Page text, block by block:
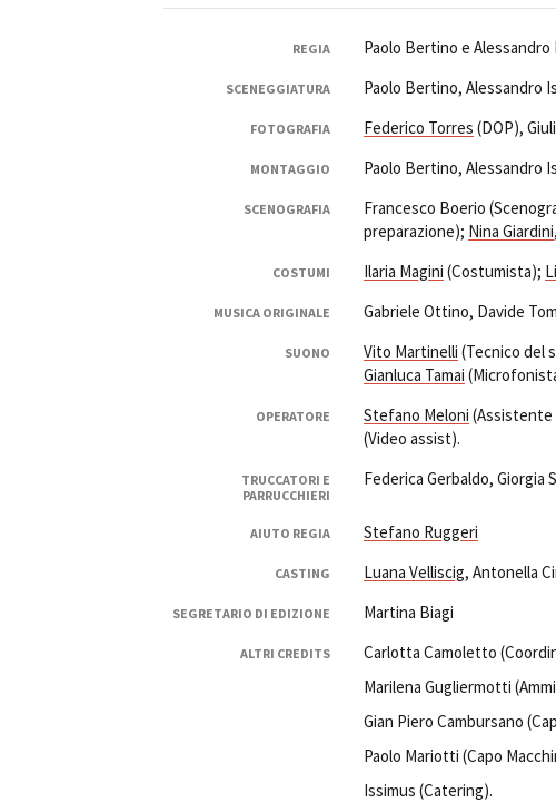
REGIA Paolo Bertino e
SCENEGGIATURA Paolo Bertino, Alessandro
FOTOGRAFIA Federico Torres (DOP),
MONTAGGIO Paolo Bertino, Alessandro
SCENOGRAFIA Francesco Boerio
preparazione); Nina Giardini
COSTUMI Ilaria Magini (Costumista);
MUSICA ORIGINALE Gabriele Ottino, Davide
SUONO Vito Martinelli (Tecnico del
Gianluca Tamai
OPERATORE Stefano Meloni (Assistente
(Video assist).
TRUCCATORI E
PARRUCCHIERI
Federica Gerbaldo, Giorgia
AIUTO REGIA Stefano Ruggeri
CASTING Luana Velliscig, Antonella
SEGRETARIO DI EDIZIONE Martina Biagi
ALTRI CREDITS
Carlotta Camoletto
Marilena Gugliermotti
Gian Piero Cambursano
Paolo Mariotti (Capo
Issimus (Catering).